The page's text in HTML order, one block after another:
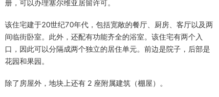
册，可以办理塞尔维亚居留许可。
该住宅建于20世纪70年代，包括宽敞的餐厅、厨房、客厅以及两
间临街卧室。此外，还配有功能齐全的浴室。该住宅有两个入
口，因此可以分隔成两个独立的居住单元。前边是院子，后部是
花园和果园。
除了房屋外，地块上还有 2 座附属建筑（棚屋）。